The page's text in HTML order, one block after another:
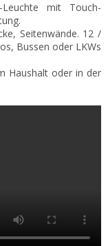
mit Touch-
Seitenwände. 12 /
Bussen oder LKWs
Haushalt oder in der